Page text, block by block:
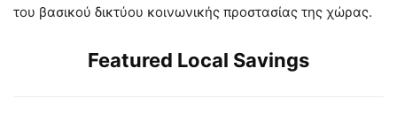
του βασικού δικτύου κοινωνικής προστασίας της χώρας.
Featured Local Savings